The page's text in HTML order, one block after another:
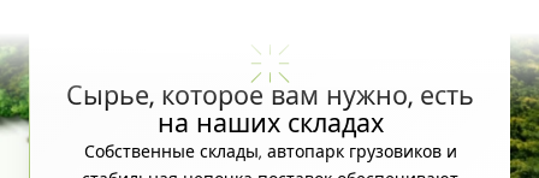
Сырье, которое вам нужно, есть
на наших складах
Собственные склады, автопарк грузовиков и